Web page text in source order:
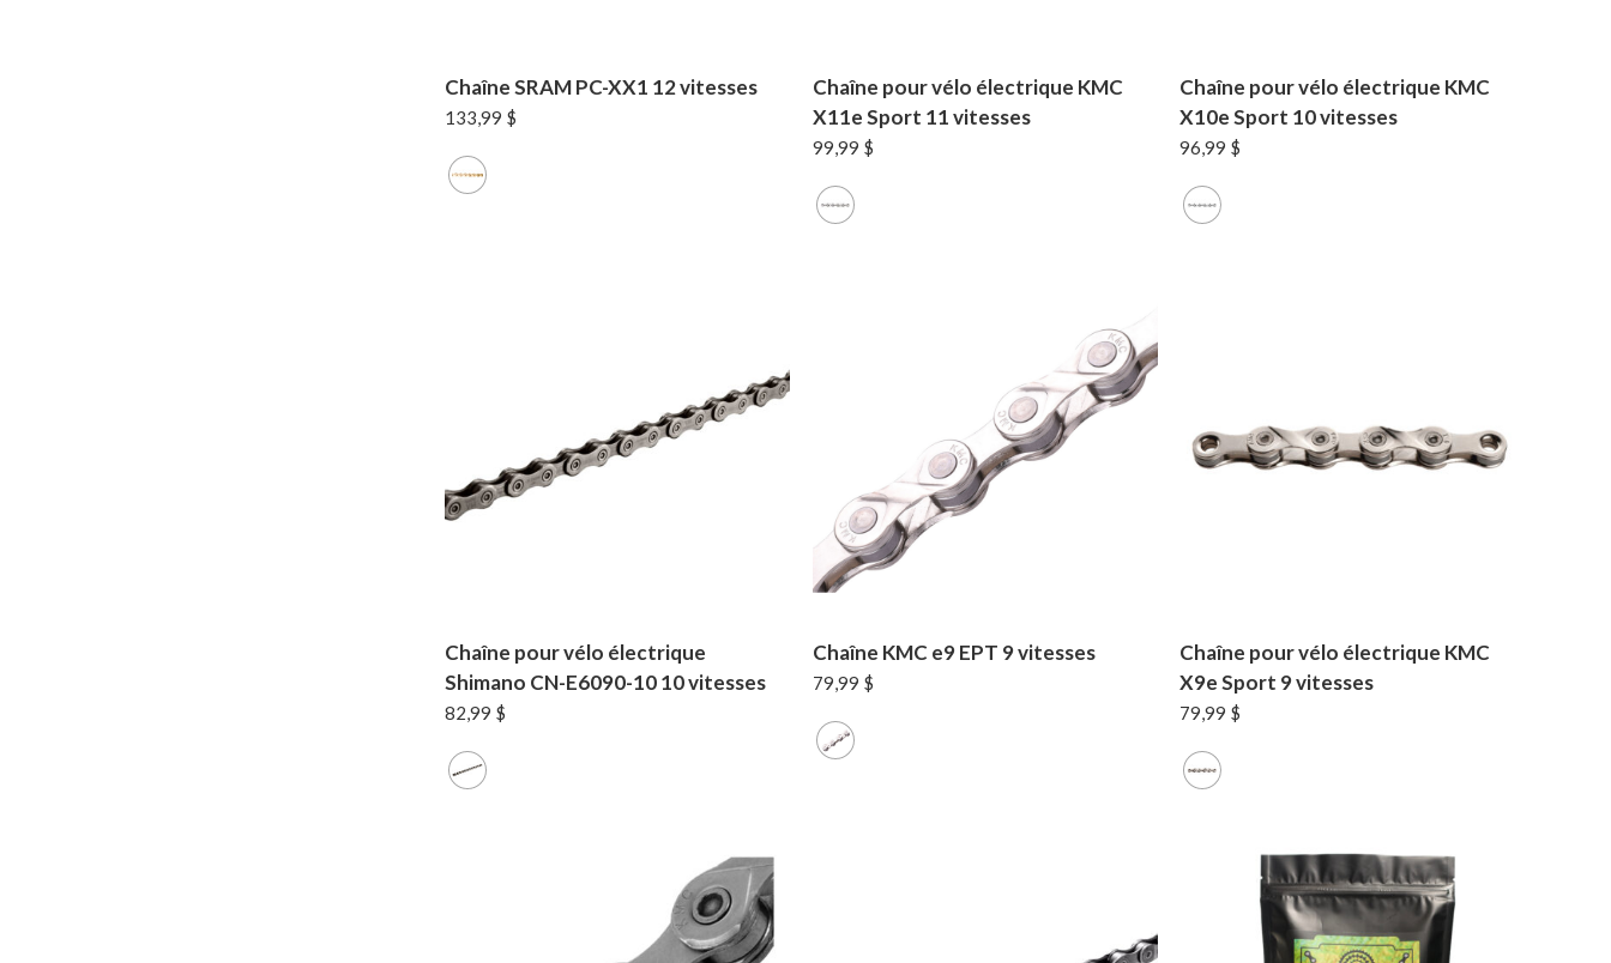
Votre panier est vide.
Chaîne SRAM PC-XX1 12 vitesses
133,99 $
Chaîne pour vélo électrique KMC
X11e Sport 11 vitesses
99,99 $
Chaîne pour vélo électrique KMC
X10e Sport 10 vitesses
96,99 $
Chaîne pour vélo électrique
Shimano CN-E6090-10 10 vitesses
82,99 $
Chaîne KMC e9 EPT 9 vitesses
79,99 $
Chaîne pour vélo électrique KMC
X9e Sport 9 vitesses
79,99 $